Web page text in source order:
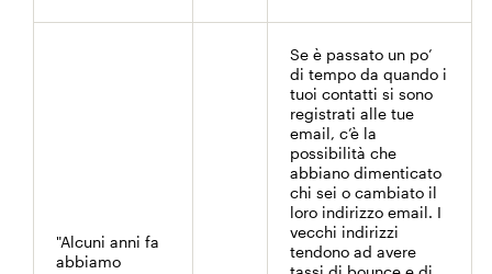
"Alcuni anni fa
abbiamo
Se è passato un po’
di tempo da quando i
tuoi contatti si sono
registrati alle tue
email, c’è la
possibilità che
abbiano dimenticato
chi sei o cambiato il
loro indirizzo email. I
vecchi indirizzi
tendono ad avere